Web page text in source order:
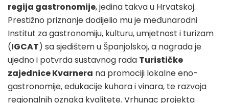
regija gastronomije, jedina takva u Hrvatskoj.
Prestižno priznanje dodijelio mu je međunarodni
Institut za gastronomiju, kulturu, umjetnost i turizam
(IGCAT) sa sjedištem u Španjolskoj, a nagrada je
ujedno i potvrda sustavnog rada Turističke
zajednice Kvarnera na promociji lokalne eno-
gastronomije, edukacije kuhara i vinara, te razvoja
regionalnih oznaka kvalitete. Vrhunac projekta